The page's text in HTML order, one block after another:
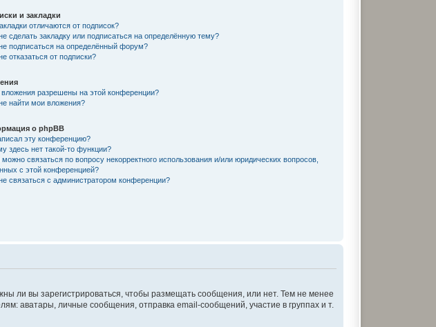
и закладки
отличаются от подписок?
сделать закладку или подписаться на определённую тему?
подписаться на определённый форум?
отказаться от подписки?
вложения разрешены на этой конференции?
найти мои вложения?
о phpBB
эту конференцию?
здесь нет такой-то функции?
связаться по вопросу некорректного использования и/или юридических вопросов,
с этой конференцией?
связаться с администратором конференции?
ли вы зарегистрироваться, чтобы размещать сообщения, или нет. Тем не менее
аватары, личные сообщения, отправка email-сообщений, участие в группах и т.